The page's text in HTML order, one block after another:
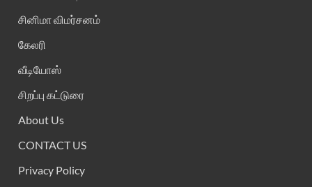
சினிமா விமர்சனம்
கேலரி
வீடியோஸ்
சிறப்பு கட்டுரை
About Us
CONTACT US
Privacy Policy